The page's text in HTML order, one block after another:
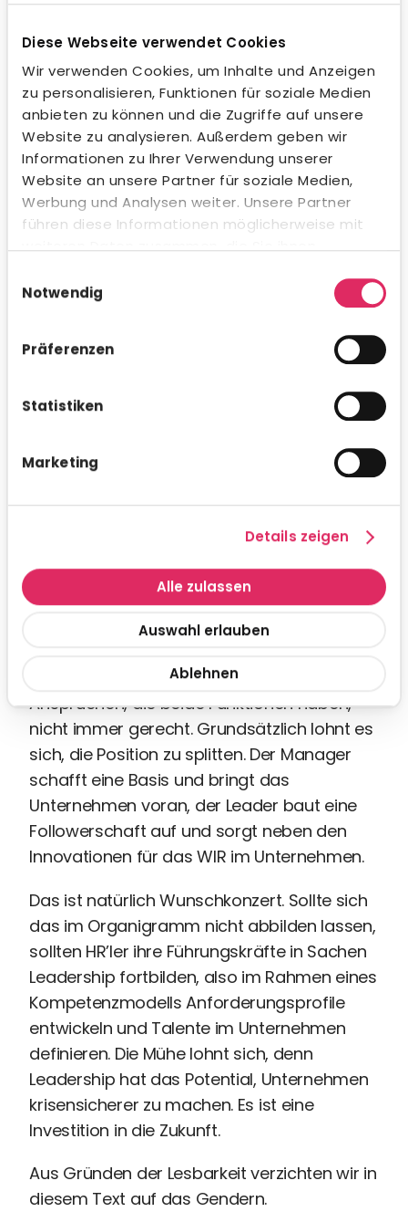
Diese Webseite verwendet Cookies
Wir verwenden Cookies, um Inhalte und Anzeigen
zu personalisieren, Funktionen für soziale Medien
anbieten zu können und die Zugriffe auf unsere
Website zu analysieren. Außerdem geben wir
Informationen zu Ihrer Verwendung unserer
Website an unsere Partner für soziale Medien,
Werbung und Analysen weiter. Unsere Partner
führen diese Informationen möglicherweise mit
weiteren Daten zusammen, die Sie ihnen
Nutzung der Dienste gesammelt haben.
Notwendig
Präferenzen
Statistiken
Marketing
Details zeigen
Alle zulassen
Auswahl erlauben
Ablehnen
auch Charisma in diesem Kontext eine
große Rolle. Ein Leader schafft Vertrauen
unter seinen Mitarbeitern. Die Qualität von
Leadership spiegelt sch in der Interaktion
mit den Mitarbeitern wieder. Diese
Führungskräfte gehören zu den High
Potentials auf dem Arbeitsmarkt.
Im Zuge der Digitalisierung und der sich
verändernden Arbeitswelt entsteht ein
Wandel begleiten und Unternehmen für die
Zukunft rüsten. Digital Leadership ist genau
das: Es geht darum,
vor allem aber zu gestalten. Es geht darum,
bieten. Denn Wandel braucht auch Führung.
Was bedeutet das für die HR
Gerade in mittelständischen Unternehmen
eine Person gedacht. Das wird den
Ansprüchen, die beide Funktionen haben,
nicht immer gerecht. Grundsätzlich lohnt es
sich, die Position zu splitten. Der Manager
schafft eine Basis und bringt das
Unternehmen voran, der Leader baut eine
Followerschaft auf und sorgt neben den
Innovationen für das WIR im Unternehmen.
Das ist natürlich Wunschkonzert. Sollte sich
das im Organigramm nicht abbilden lassen,
sollten HR’ler ihre Führungskräfte in Sachen
Leadership fortbilden, also im Rahmen eines
Kompetenzmodells Anforderungsprofile
entwickeln und Talente im Unternehmen
definieren. Die Mühe lohnt sich, denn
Leadership hat das Potential, Unternehmen
krisensicherer zu machen. Es ist eine
Investition in die Zukunft.
Aus Gründen der Lesbarkeit verzichten wir in
diesem Text auf das Gendern.